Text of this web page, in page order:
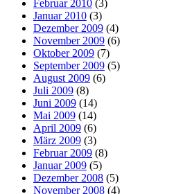
Februar 2010 (3)
Januar 2010 (3)
Dezember 2009 (4)
November 2009 (6)
Oktober 2009 (7)
September 2009 (5)
August 2009 (6)
Juli 2009 (8)
Juni 2009 (14)
Mai 2009 (14)
April 2009 (6)
März 2009 (3)
Februar 2009 (8)
Januar 2009 (5)
Dezember 2008 (5)
November 2008 (4)